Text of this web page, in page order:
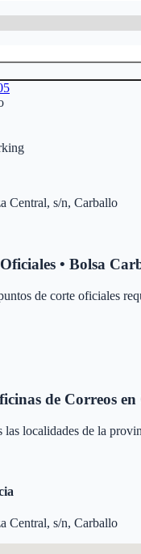
Central, s/n, Carballo
• Bolsa
de corte oficiales
de Correos en
las localidades de la
Central, s/n, Carballo